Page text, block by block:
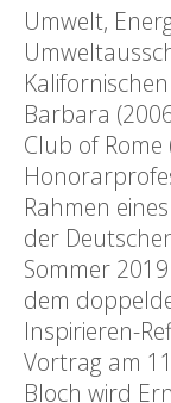
Umwelt,
Barbara
Club of
Rahmen
der
Sommer
dem
Inspirieren-
Vortrag am
Bloch wird